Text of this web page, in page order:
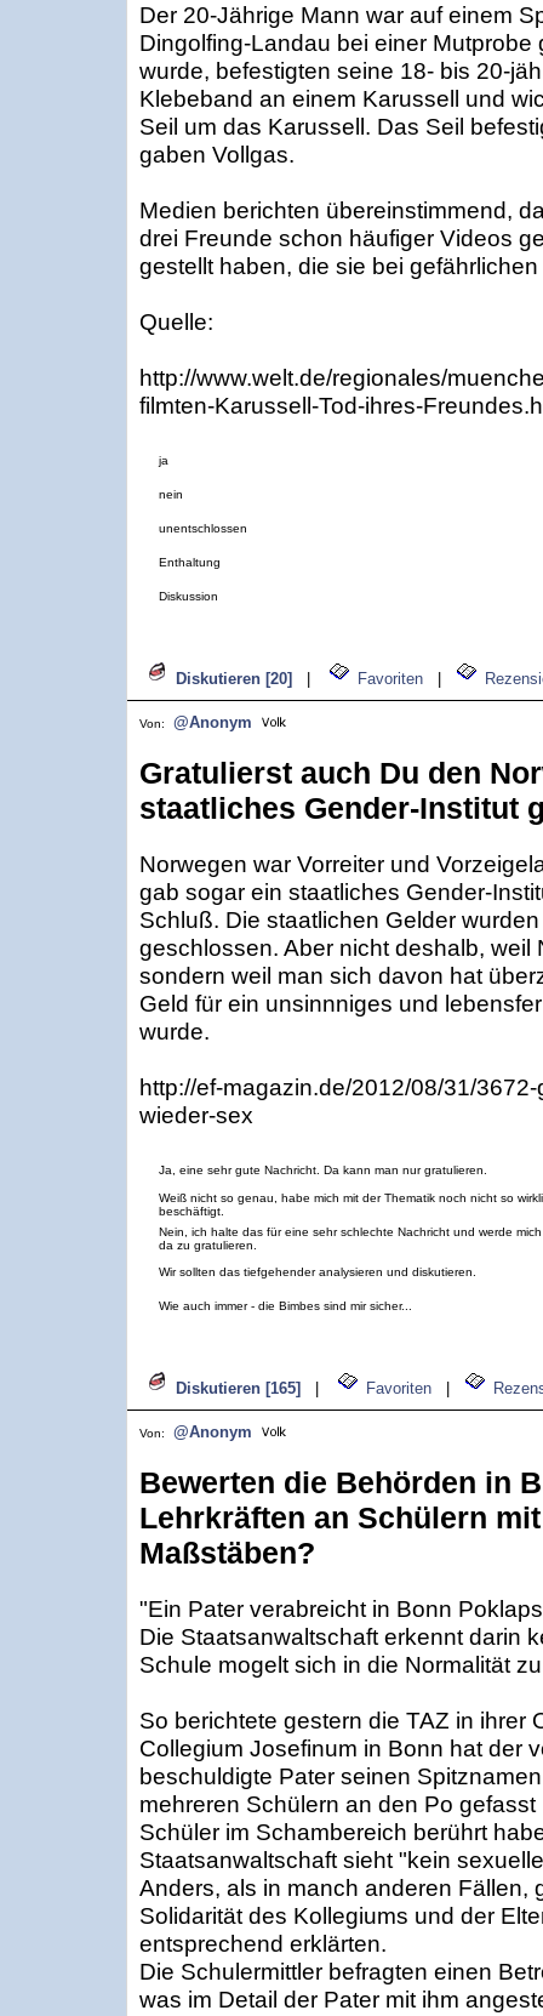
Der 20-Jährige Mann war auf einem
Dingolfing-Landau bei einer
wurde, befestigten seine 18- bis 20-
Klebeband an einem Karussell und
Seil um das Karussell. Das Seil
gaben Vollgas.
Medien berichten übereinstimmend,
drei Freunde schon häufiger Videos
gestellt haben, die sie bei
Quelle:
http://www.welt.de/regionales/
filmten-Karussell-Tod-ihres-
ja
nein
unentschlossen
Enthaltung
Diskussion
Diskutieren [20] Favoriten
Von: @Anonym
Gratulierst auch Du den
staatliches Gender-Institut
Norwegen war Vorreiter und
gab sogar ein staatliches Gender-
Schluß. Die staatlichen Gelder
geschlossen. Aber nicht deshalb, weil
sondern weil man sich davon hat
Geld für ein unsinnniges und
wurde.
http://ef-magazin.de/2012/08/31/
wieder-sex
Ja, eine sehr gute Nachricht. Da kann man nur gratulieren.
Weiß nicht so genau, habe mich mit der Thematik noch nicht so
beschäftigt.
Nein, ich halte das für eine sehr schlechte Nachricht und werde
da zu gratulieren.
Wir sollten das tiefgehender analysieren und diskutieren.
Wie auch immer - die Bimbes sind mir sicher...
Diskutieren [165] Favoriten
Von: @Anonym
Bewerten die Behörden in
Lehrkräften an Schülern
Maßstäben?
"Ein Pater verabreicht in Bonn
Die Staatsanwaltschaft erkennt darin
Schule mogelt sich in die Normalität
So berichtete gestern die TAZ in ihrer
Collegium Josefinum in Bonn hat der
beschuldigte Pater seinen
mehreren Schülern an den Po
Schüler im Schambereich berührt
Staatsanwaltschaft sieht "kein
Anders, als in manch anderen Fällen,
Solidarität des Kollegiums und der
entsprechend erklärten.
Die Schulermittler befragten einen
was im Detail der Pater mit ihm